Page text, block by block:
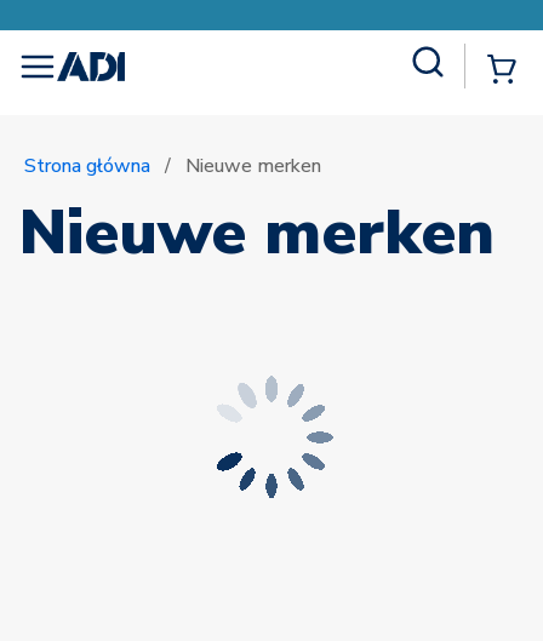
menu
Strona główna / Nieuwe merken
Nieuwe merken